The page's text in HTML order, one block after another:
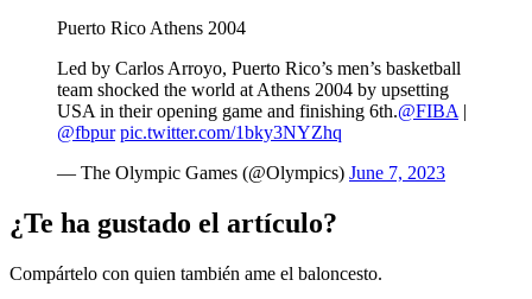
Puerto Rico Athens 2004
Led by Carlos Arroyo, Puerto Rico’s men’s basketball
team shocked the world at Athens 2004 by upsetting
USA in their opening game and finishing 6th.@FIBA |
@fbpur pic.twitter.com/1bky3NYZhq
— The Olympic Games (@Olympics) June 7, 2023
¿Te ha gustado el artículo?
Compártelo con quien también ame el baloncesto.